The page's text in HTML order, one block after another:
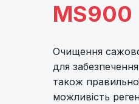
MS900
Очищення
для
також
можливість